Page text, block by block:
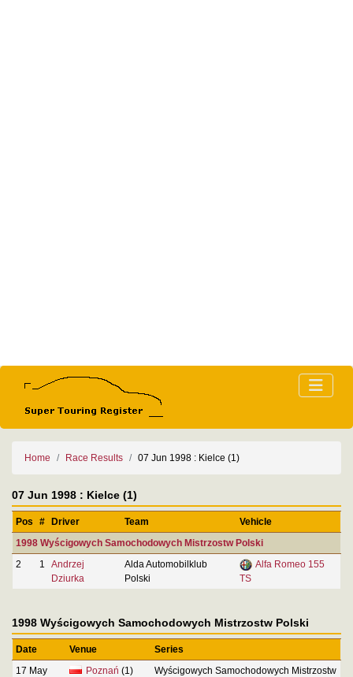
Home Race Results 07 Jun 1998 : Kielce (1)
07 Jun 1998 : Kielce (1)
Pos # Driver Team
Vehicle
1998 Wyścigowych Samochodowych Mistrzostw Polski
2
1
Andrzej
Dziurka
Alda Automobilklub
Polski
Alfa Romeo 155
TS
1998 Wyścigowych Samochodowych Mistrzostw Polski
Date Venue
Series
17 May
Poznań (1)
Wyścigowych Samochodowych Mistrzostw